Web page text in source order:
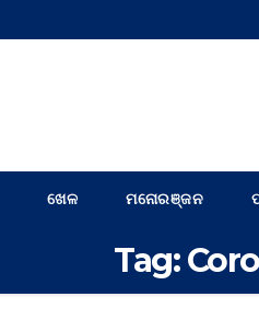
ଖେଳ ମନୋରଞ୍ଜନ
Tag: